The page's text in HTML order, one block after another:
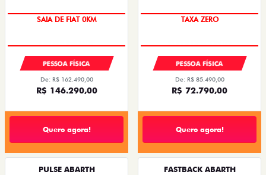
SAIA DE FIAT 0KM
PESSOA FÍSICA
De: R$ 162.490,00
R$ 146.290,00
Quero agora!
TAXA ZERO
PESSOA FÍSICA
De: R$ 85.490,00
R$ 72.790,00
Quero agora!
PULSE ABARTH FASTBACK ABARTH